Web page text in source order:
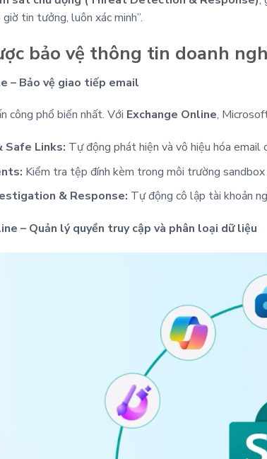
giờ tin tưởng, luôn xác minh”.
bảo vệ thông tin doanh
– Bảo vệ giao tiếp email
công phổ biến nhất. Với Exchange Online,
Safe Links: Tự động phát hiện và vô hiệu hóa email
Kiểm tra tệp đính kèm trong môi trường
& Response: Tự động cô lập tài khoản
– Quản lý quyền truy cập và phân loại dữ liệu